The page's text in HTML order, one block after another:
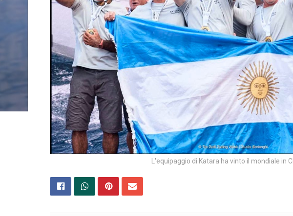
L'equipaggio di Katara ha vinto il mondiale in